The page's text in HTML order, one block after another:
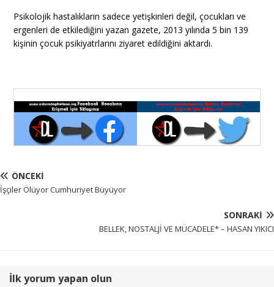
Psikolojik hastalıkların sadece yetişkinleri değil, çocukları ve
ergenleri de etkilediğini yazan gazete, 2013 yılında 5 bin 139
kişinin çocuk psikiyatrlarını ziyaret edildiğini aktardı.
ÖNCEKI
İşçiler Ölüyor Cumhuriyet Büyüyor
SONRAKI
BELLEK, NOSTALJİ VE MÜCADELE* – HASAN YIKICI
İlk yorum yapan olun